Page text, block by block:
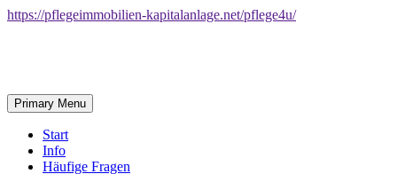
https://pflegeimmobilien-kapitalanlage.net/pflege4u/
Primary Menu
Start
Info
Häufige Fragen